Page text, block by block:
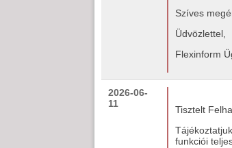
Szíves
Üdvözlettel,
Flexinform
2026-06-
11
Tisztelt
funkciói